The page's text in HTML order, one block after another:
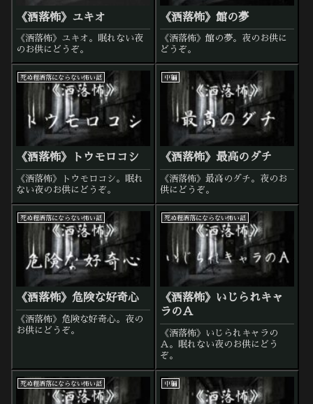
《洒落怖》ユキオ
《洒落怖》ユキオ。眠れない夜
のお供にどうぞ。
《洒落怖》館の夢
《洒落怖》館の夢。夜のお供に
どうぞ。
死ぬ程洒落にならない怖い話
《洒落怖》トウモロコシ
《洒落怖》トウモロコシ。眠れ
ない夜のお供にどうぞ。
中編
《洒落怖》最高のダチ
《洒落怖》最高のダチ。夜のお
供にどうぞ。
死ぬ程洒落にならない怖い話
《洒落怖》危険な好奇心
《洒落怖》危険な好奇心。夜の
お供にどうぞ。
死ぬ程洒落にならない怖い話
《洒落怖》いじられキャ
ラのＡ
《洒落怖》いじられキャラの
Ａ。眠れない夜のお供にどう
ぞ。
死ぬ程洒落にならない怖い話 中編